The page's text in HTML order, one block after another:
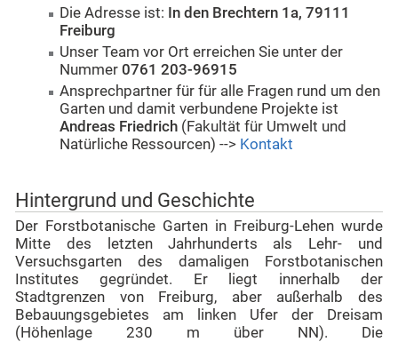
Die Adresse ist: In den Brechtern 1a, 79111
Freiburg
Unser Team vor Ort erreichen Sie unter der
Nummer0761 203-96915
Ansprechpartner für für alle Fragen rund um den
Garten und damit verbundene Projekte ist
Andreas Friedrich (Fakultät für Umwelt und
Natürliche Ressourcen) --> Kontakt
Hintergrund und Geschichte
Der Forstbotanische Garten in Freiburg-Lehen wurde
Mitte des letzten Jahrhunderts als Lehr- und
Versuchsgarten des damaligen Forstbotanischen
Institutes gegründet. Er liegt innerhalb der
Stadtgrenzen von Freiburg, aber außerhalb des
Bebauungsgebietes am linken Ufer der Dreisam
(Höhenlage 230 m über NN). Die